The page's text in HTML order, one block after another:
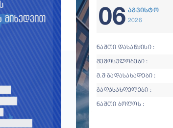
06 აგვისტო
2026
ნაშთი დასაწყისი :
შემოსულობები :
მ.შ გადასახადები :
გადასახდელები :
ნაშთი ბოლოს :